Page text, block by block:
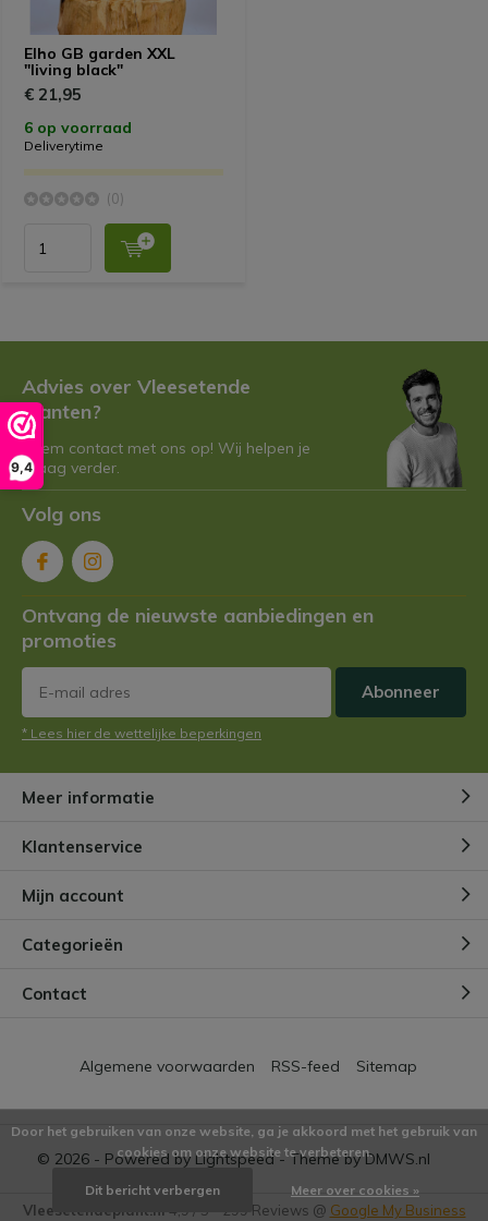
9,4
Elho GB garden XXL
"living black"
€ 21,95
6 op voorraad
Deliverytime
(0)
Advies over Vleesetende
Planten?
Neem contact met ons op! Wij helpen je
graag verder.
Volg ons
Ontvang de nieuwste aanbiedingen en
promoties
Abonneer
* Lees hier de wettelijke beperkingen
Meer informatie
Klantenservice
Mijn account
Categorieën
Contact
© 2026 - Powered by Lightspeed- Theme byDMWS.nl
Algemene voorwaarden RSS-feed Sitemap
Vleesetendeplant.nl 4,9 5 299 Reviews @ Google My Business
Door het gebruiken van onze website, ga je akkoord met het gebruik van
cookies om onze website te verbeteren.
Dit bericht verbergen Meer over cookies »